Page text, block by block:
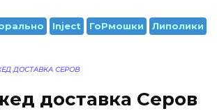
Inject ГоРмошки Липолики
ДОСТАВКА СЕРОВ
доставка Серов